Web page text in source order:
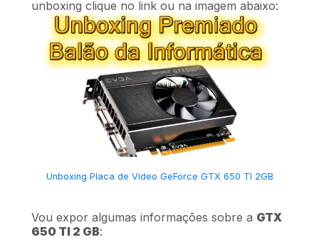
unboxing clique no link ou na imagem abaixo:
Unboxing Placa de Vídeo GeForce GTX 650 TI 2GB
Vou expor algumas informações sobre a GTX
650 TI 2 GB: